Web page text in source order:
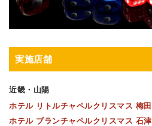
実施店舗
近畿・山陽
ホテル リトルチャペルクリスマス 梅田
ホテル ブランチャペルクリスマス 石津